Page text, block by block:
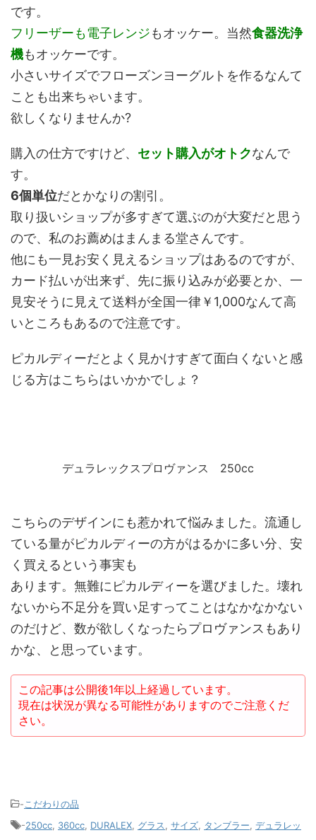
です。
フリーザーも電子レンジもオッケー。当然食器洗浄
機もオッケーです。
小さいサイズでフローズンヨーグルトを作るなんて
ことも出来ちゃいます。
欲しくなりませんか?
購入の仕方ですけど、 セット購入がオトクなんで
す。
6個単位だとかなりの割引。
取り扱いショップが多すぎて選ぶのが大変だと思う
ので、私のお薦めはまんまる堂さんです。
他にも一見お安く見えるショップはあるのですが、
カード払いが出来ず、先に振り込みが必要とか、一
見安そうに見えて送料が全国一律￥1,000なんて高
いところもあるので注意です。
ピカルディーだとよく見かけすぎて面白くないと感
じる方はこちらはいかかでしょ？
デュラレックスプロヴァンス 250cc
こちらのデザインにも惹かれて悩みました。流通し
ている量がピカルディーの方がはるかに多い分、安
く買えるという事実も
あります。無難にピカルディーを選びました。壊れ
ないから不足分を買い足すってことはなかなかない
のだけど、数が欲しくなったらプロヴァンスもあり
かな、と思っています。
この記事は公開後1年以上経過しています。
現在は状況が異なる可能性がありますのでご注意くだ
さい。
-こだわりの品
-250cc, 360cc, DURALEX, グラス, サイズ, タンブラー, デュラレッ